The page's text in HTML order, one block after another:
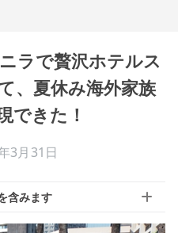
ラで贅沢ホテルス
、夏休み海外家族
できた！
3月31日
含みます